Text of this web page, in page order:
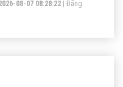
08-07 08:28:22
Đăng